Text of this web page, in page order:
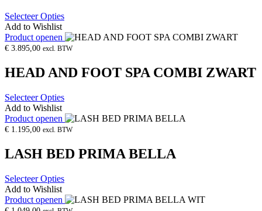
Selecteer Opties
Add to Wishlist
Product openen
€ 3.895,00 excl. BTW
HEAD AND FOOT SPA COMBI ZWART
Selecteer Opties
Add to Wishlist
Product openen
€ 1.195,00 excl. BTW
LASH BED PRIMA BELLA
Selecteer Opties
Add to Wishlist
Product openen